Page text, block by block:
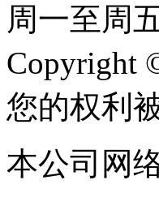
周一至周
Copyright
您的权利
本公司网